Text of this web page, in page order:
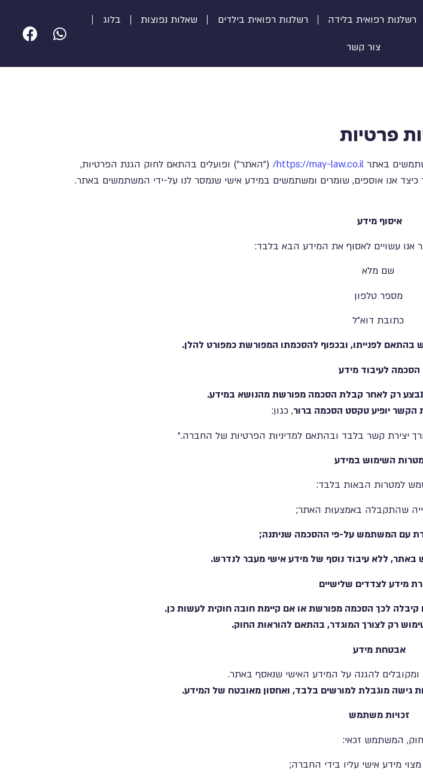
רשלנות רפואית בלידה רשלנות רפואית בילדים שאלות נפוצות בלוג
צור קשר
פרטיות
באתרhttps://may-law.co.il/ ("האתר") ופועלים בהתאם לחוק הגנת הפרטיות,
כיצד אנו אוספים, שומרים ומשתמשים במידע אישי שנמסר לנו על-ידי המשתמשים באתר.
איסוף מידע
אנו עשויים לאסוף את המידע הבא בלבד:
שם מלא
מספר טלפון
כתובת דוא״ל
לפנייתו, ובכפוף להסכמתו המפורשת כמפורט להלן.
הסכמה לעיבוד מידע
הקשר יופיע טקסט הסכמה ברור, כגון:
יצירת קשר בלבד ובהתאם למדיניות הפרטיות של החברה."
השימוש במידע
למטרות הבאות בלבד:
שהתקבלה באמצעות האתר;
עם המשתמש על-פי ההסכמה שניתנה;
באתר, ללא עיבוד נוסף של מידע אישי מעבר לנדרש.
מידע לצדדים שלישיים
לכך הסכמה מפורשת או אם קיימת חובה חוקית לעשות כן.
רק לצורך המוגדר, בהתאם להוראות החוק.
אבטחת מידע
להגנה על המידע האישי שנאסף באתר.
זכויות משתמש
המשתמש זכאי:
מידע אישי עליו בידי החברה;